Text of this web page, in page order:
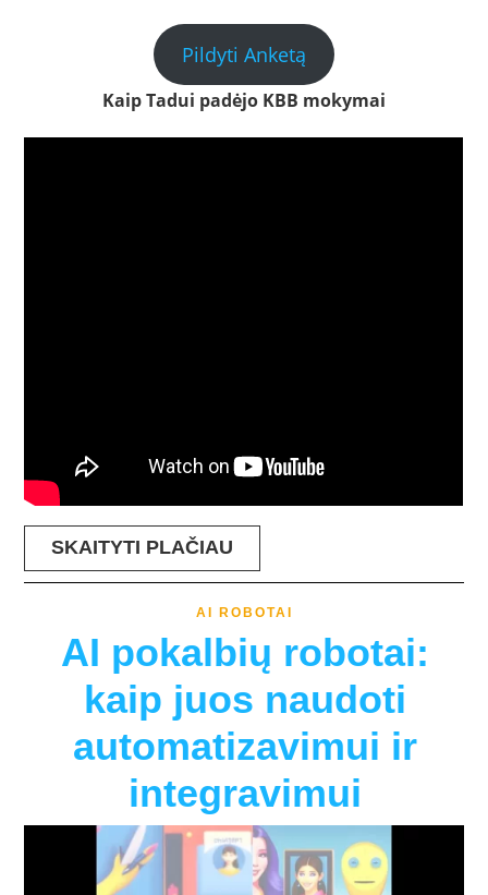
Pildyti Anketą
Kaip Tadui padėjo KBB mokymai
SKAITYTI PLAČIAU
AI ROBOTAI
AI pokalbių robotai:
kaip juos naudoti
automatizavimui ir
integravimui